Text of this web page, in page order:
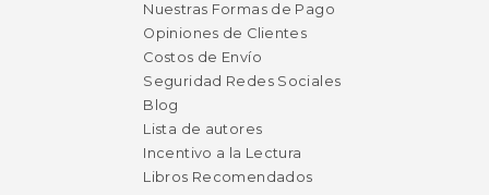
Nuestras Formas de Pago
Opiniones de Clientes
Costos de Envío
Seguridad Redes Sociales
Blog
Lista de autores
Incentivo a la Lectura
Libros Recomendados